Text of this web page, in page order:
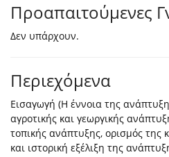
Προαπαιτούμενες
Δεν υπάρχουν.
Περιεχόμενα
Εισαγωγή (Η έννοια της
αγροτικής και γεωργικής
τοπικής ανάπτυξης, ορισμός της
και ιστορική εξέλιξη της